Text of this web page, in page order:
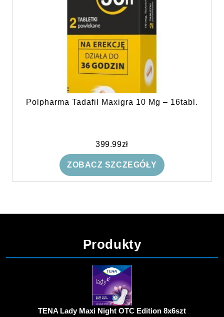
Polpharma Tadafil Maxigra 10 Mg – 16tabl.
399.99zł
ZOBACZ SZCZEGÓŁY
Produkty
TENA Lady Maxi Night OTC Edition 8x6szt